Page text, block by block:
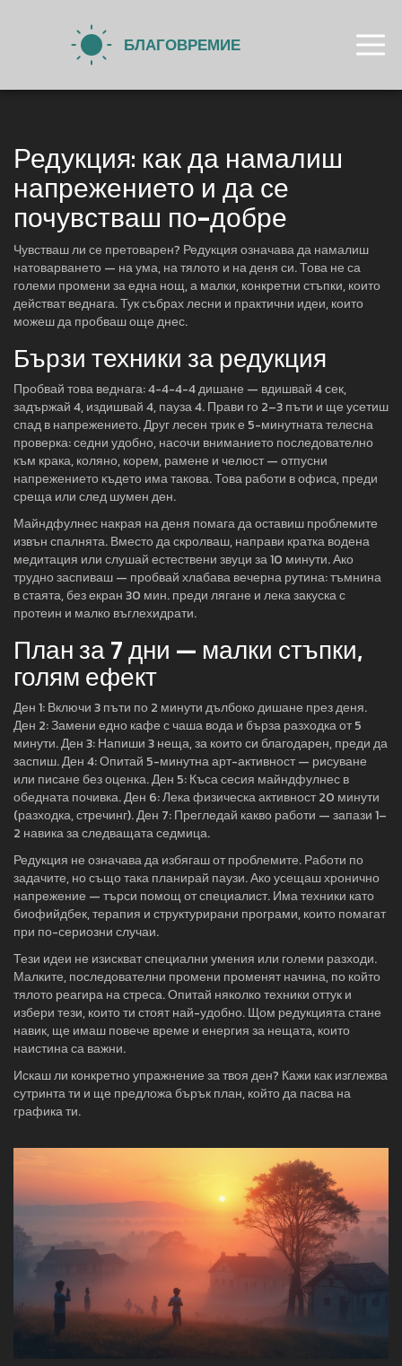
Редукция: как да намалиш
напрежението и да се
почувстваш по-добре
Чувстваш ли се претоварен? Редукция означава да намалиш
натоварването — на ума, на тялото и на деня си. Това не са
големи промени за една нощ, а малки, конкретни стъпки, които
действат веднага. Тук събрах лесни и практични идеи, които
можеш да пробваш още днес.
Бързи техники за редукция
Пробвай това веднага: 4-4-4-4 дишане — вдишвай 4 сек,
задържай 4, издишвай 4, пауза 4. Прави го 2–3 пъти и ще усетиш
спад в напрежението. Друг лесен трик е 5-минутната телесна
проверка: седни удобно, насочи вниманието последователно
към крака, коляно, корем, рамене и челюст — отпусни
напрежението където има такова. Това работи в офиса, преди
среща или след шумен ден.
Майндфулнес накрая на деня помага да оставиш проблемите
извън спалнята. Вместо да скролваш, направи кратка водена
медитация или слушай естествени звуци за 10 минути. Ако
трудно заспиваш — пробвай хлабава вечерна рутина: тъмнина
в стаята, без екран 30 мин. преди лягане и лека закуска с
протеин и малко въглехидрати.
План за 7 дни — малки стъпки,
голям ефект
Ден 1: Включи 3 пъти по 2 минути дълбоко дишане през деня.
Ден 2: Замени едно кафе с чаша вода и бърза разходка от 5
минути. Ден 3: Напиши 3 неща, за които си благодарен, преди да
заспиш. Ден 4: Опитай 5-минутна арт-активност — рисуване
или писане без оценка. Ден 5: Къса сесия майндфулнес в
обедната почивка. Ден 6: Лека физическа активност 20 минути
(разходка, стречинг). Ден 7: Прегледай какво работи — запази 1–
2 навика за следващата седмица.
Редукция не означава да избягаш от проблемите. Работи по
задачите, но също така планирай паузи. Ако усещаш хронично
напрежение — търси помощ от специалист. Има техники като
биофийдбек, терапия и структурирани програми, които помагат
при по-сериозни случаи.
Тези идеи не изискват специални умения или големи разходи.
Малките, последователни промени променят начина, по който
тялото реагира на стреса. Опитай няколко техники оттук и
избери тези, които ти стоят най-удобно. Щом редукцията стане
навик, ще имаш повече време и енергия за нещата, които
наистина са важни.
Искаш ли конкретно упражнение за твоя ден? Кажи как изглежва
сутринта ти и ще предложа бърък план, който да пасва на
графика ти.